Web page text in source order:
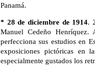
Panamá.
* 28 de diciembre de 1914.
Manuel Cedeño
perfecciona sus estudios en
exposiciones pictóricas en
especialmente gustados los